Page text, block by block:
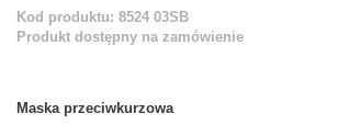
Kod produktu: 8524 03SB
Produkt dostępny na zamówienie
Maska przeciwkurzowa